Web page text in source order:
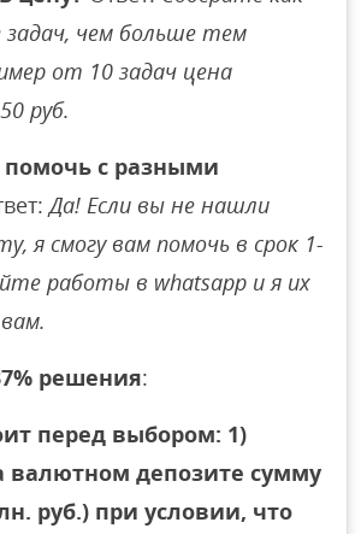
чем больше тем
от 10 задач цена
руб.
с разными
Да! Если вы не нашли
я смогу вам помочь в срок 1-
работы в whatsapp и я их
решения:
перед выбором: 1)
валютном депозите сумму
руб.) при условии, что